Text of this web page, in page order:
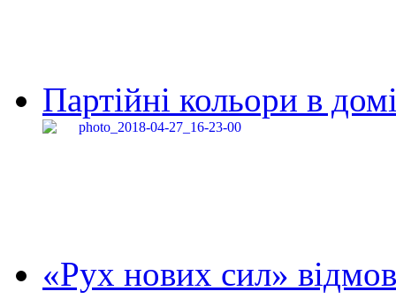
Партійні кольори в
«Рух нових сил»